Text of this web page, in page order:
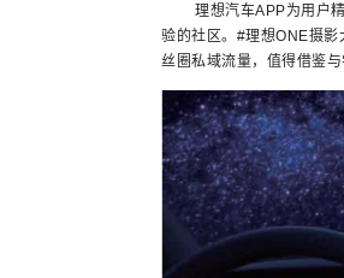
理想汽车APP为用户精
验的社区。#理想ONE摄
丝圈私域流量，值得借鉴与